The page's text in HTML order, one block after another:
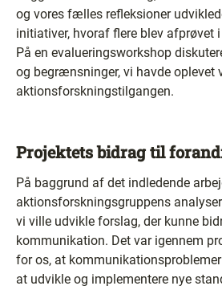
og vores fælles refleksioner
initiativer, hvoraf flere blev afprøvet
På en evalueringsworkshop
og begrænsninger, vi havde oplevet
aktionsforskningstilgangen.
Projektets bidrag til
På baggrund af det indledende
aktionsforskningsgruppens
vi ville udvikle forslag, der kunne
kommunikation. Det var igennem
for os, at
at udvikle og implementere nye